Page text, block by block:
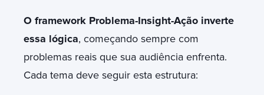
O framework Problema-Insight-Ação inverte
essa lógica, começando sempre com
problemas reais que sua audiência enfrenta.
Cada tema deve seguir esta estrutura: